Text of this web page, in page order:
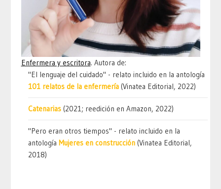
Enfermera y escritora. Autora de:
"El lenguaje del cuidado" - relato incluido en la antología
101 relatos de la enfermería (Vinatea Editorial, 2022)
Catenarias (2021; reedición en Amazon, 2022)
"Pero eran otros tiempos" - relato incluido en la
antologíaMujeres en construcción (Vinatea Editorial,
2018)